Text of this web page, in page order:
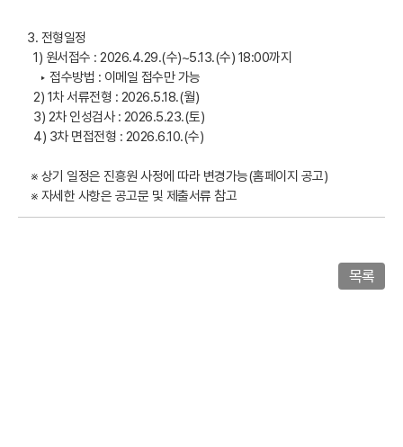
3. 전형일정
1) 원서접수 : 2026.4.29.(수)~5.13.(수) 18:00까지
‣ 접수방법 : 이메일 접수만 가능
2) 1차 서류전형 : 2026.5.18.(월)
3) 2차 인성검사 : 2026.5.23.(토)
4) 3차 면접전형 : 2026.6.10.(수)
※ 상기 일정은 진흥원 사정에 따라 변경가능(홈페이지 공고)
※ 자세한 사항은 공고문 및 제출서류 참고
목록